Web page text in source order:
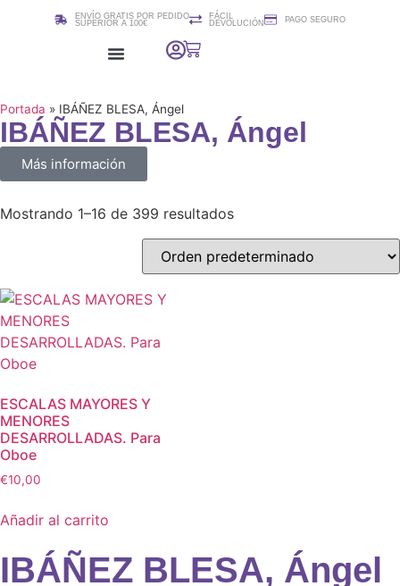
ENVÍO GRATIS POR PEDIDO
SUPERIOR A 100€
FÁCIL
DEVOLUCIÓN
PAGO SEGURO
Portada » IBÁÑEZ BLESA, Ángel
IBÁÑEZ BLESA, Ángel
Más información
Mostrando 1–16 de 399 resultados
ESCALAS MAYORES Y
MENORES
DESARROLLADAS. Para
Oboe
€10,00
Añadir al carrito
IBÁÑEZ BLESA, Ángel